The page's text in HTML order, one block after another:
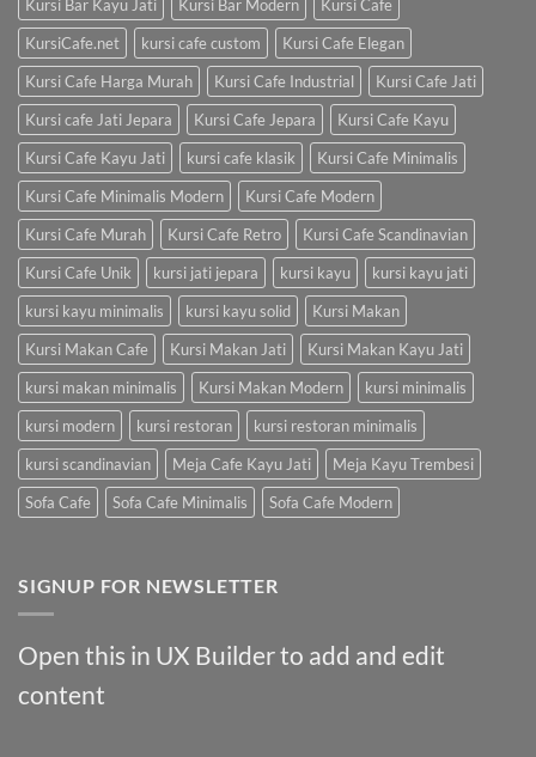
Kursi Bar Kayu Jati
Kursi Bar Modern
Kursi Cafe
KursiCafe.net
kursi cafe custom
Kursi Cafe Elegan
Kursi Cafe Harga Murah
Kursi Cafe Industrial
Kursi Cafe Jati
Kursi cafe Jati Jepara
Kursi Cafe Jepara
Kursi Cafe Kayu
Kursi Cafe Kayu Jati
kursi cafe klasik
Kursi Cafe Minimalis
Kursi Cafe Minimalis Modern
Kursi Cafe Modern
Kursi Cafe Murah
Kursi Cafe Retro
Kursi Cafe Scandinavian
Kursi Cafe Unik
kursi jati jepara kursi kayu
kursi kayu jati
kursi kayu minimalis
kursi kayu solid
Kursi Makan
Kursi Makan Cafe
Kursi Makan Jati
Kursi Makan Kayu Jati
kursi makan minimalis
Kursi Makan Modern
kursi minimalis
kursi modern
kursi restoran
kursi restoran minimalis
kursi scandinavian
Meja Cafe Kayu Jati
Meja Kayu Trembesi
Sofa Cafe
Sofa Cafe Minimalis Sofa Cafe Modern
SIGNUP FOR NEWSLETTER
Open this in UX Builder to add and edit
content